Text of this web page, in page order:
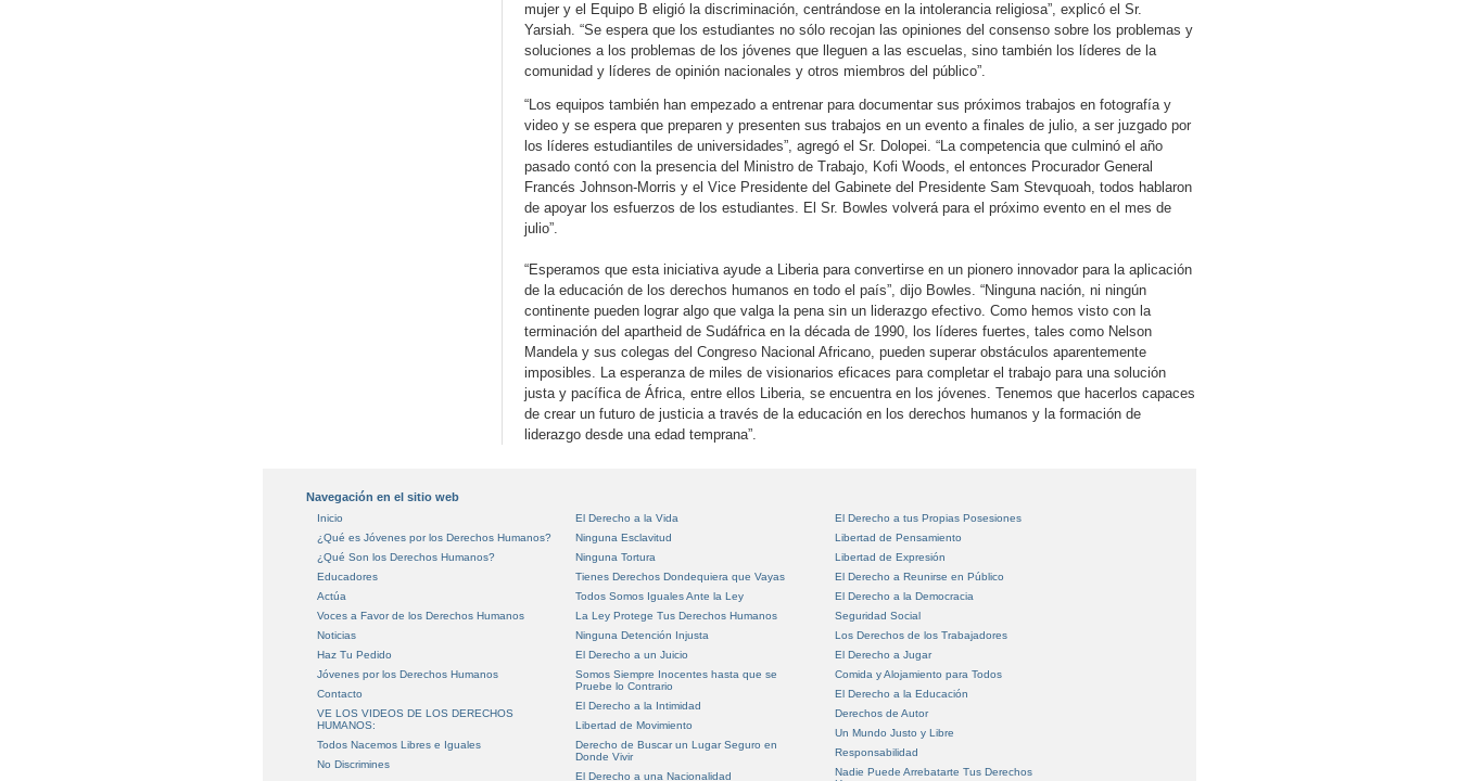
mujer y el Equipo B eligió la discriminación, centrándose en la intolerancia religiosa”, explicó el Sr.
Yarsiah. “Se espera que los estudiantes no sólo recojan las opiniones del consenso sobre los problemas y
soluciones a los problemas de los jóvenes que lleguen a las escuelas, sino también los líderes de la
comunidad y líderes de opinión nacionales y otros miembros del público”.
“Los equipos también han empezado a entrenar para documentar sus próximos trabajos en fotografía y
video y se espera que preparen y presenten sus trabajos en un evento a finales de julio, a ser juzgado por
los líderes estudiantiles de universidades”, agregó el Sr. Dolopei. “La competencia que culminó el año
pasado contó con la presencia del Ministro de Trabajo, Kofi Woods, el entonces Procurador General
Francés Johnson-Morris y el Vice Presidente del Gabinete del Presidente Sam Stevquoah, todos hablaron
de apoyar los esfuerzos de los estudiantes. El Sr. Bowles volverá para el próximo evento en el mes de
julio”.
“Esperamos que esta iniciativa ayude a Liberia para convertirse en un pionero innovador para la aplicación
de la educación de los derechos humanos en todo el país”, dijo Bowles. “Ninguna nación, ni ningún
continente pueden lograr algo que valga la pena sin un liderazgo efectivo. Como hemos visto con la
terminación del apartheid de Sudáfrica en la década de 1990, los líderes fuertes, tales como Nelson
Mandela y sus colegas del Congreso Nacional Africano, pueden superar obstáculos aparentemente
imposibles. La esperanza de miles de visionarios eficaces para completar el trabajo para una solución
justa y pacífica de África, entre ellos Liberia, se encuentra en los jóvenes. Tenemos que hacerlos capaces
de crear un futuro de justicia a través de la educación en los derechos humanos y la formación de
liderazgo desde una edad temprana”.
Navegación en el sitio web
Inicio
¿Qué es Jóvenes por los Derechos Humanos?
¿Qué Son los Derechos Humanos?
Educadores
Actúa
Voces a Favor de los Derechos Humanos
Noticias
Haz Tu Pedido
Jóvenes por los Derechos Humanos
Contacto
VE LOS VIDEOS DE LOS DERECHOS
HUMANOS:
Todos Nacemos Libres e Iguales
No Discrimines
El Derecho a la Vida
Ninguna Esclavitud
Ninguna Tortura
Tienes Derechos Dondequiera que Vayas
Todos Somos Iguales Ante la Ley
La Ley Protege Tus Derechos Humanos
Ninguna Detención Injusta
El Derecho a un Juicio
Somos Siempre Inocentes hasta que se
Pruebe lo Contrario
El Derecho a la Intimidad
Libertad de Movimiento
Derecho de Buscar un Lugar Seguro en
Donde Vivir
El Derecho a una Nacionalidad
El Derecho a tus Propias Posesiones
Libertad de Pensamiento
Libertad de Expresión
El Derecho a Reunirse en Público
El Derecho a la Democracia
Seguridad Social
Los Derechos de los Trabajadores
El Derecho a Jugar
Comida y Alojamiento para Todos
El Derecho a la Educación
Derechos de Autor
Un Mundo Justo y Libre
Responsabilidad
Nadie Puede Arrebatarte Tus Derechos